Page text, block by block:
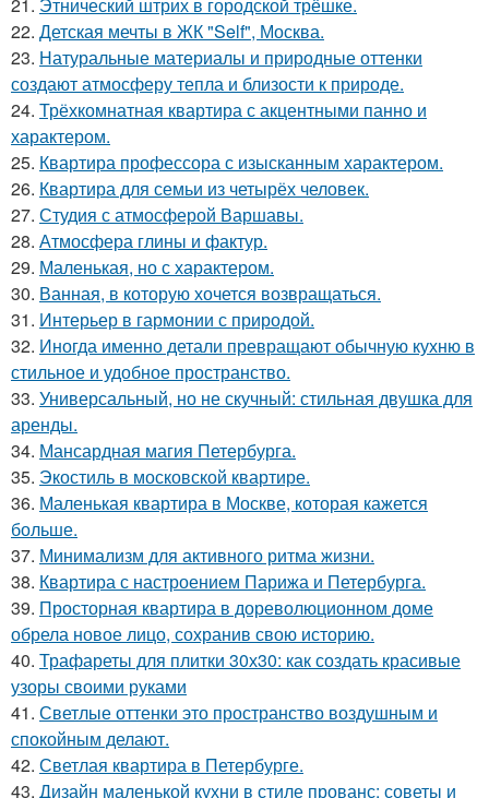
22. Детская мечты в ЖК "Self", Москва.
23. Натуральные материалы и природные оттенки
создают атмосферу тепла и близости к природе.
24. Трёхкомнатная квартира с акцентными панно и
характером.
25. Квартира профессора с изысканным характером.
26. Квартира для семьи из четырёх человек.
27. Студия с атмосферой Варшавы.
28. Атмосфера глины и фактур.
29. Маленькая, но с характером.
30. Ванная, в которую хочется возвращаться.
31. Интерьер в гармонии с природой.
32. Иногда именно детали превращают обычную кухню в
стильное и удобное пространство.
33. Универсальный, но не скучный: стильная двушка для
аренды.
34. Мансардная магия Петербурга.
35. Экостиль в московской квартире.
36. Маленькая квартира в Москве, которая кажется
больше.
37. Минимализм для активного ритма жизни.
38. Квартира с настроением Парижа и Петербурга.
39. Просторная квартира в дореволюционном доме
обрела новое лицо, сохранив свою историю.
40. Трафареты для плитки 30х30: как создать красивые
узоры своими руками
41. Светлые оттенки это пространство воздушным и
спокойным делают.
42. Светлая квартира в Петербурге.
43. Дизайн маленькой кухни в стиле прованс: советы и